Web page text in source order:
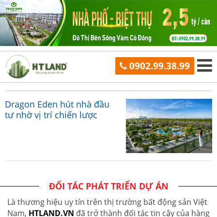
0902.99.38.99
Dragon Eden hút nhà đầu
tư nhờ vị trí chiến lược
ĐỐI TÁC PHÁT TRIỂN DỰ ÁN
Là thương hiệu uy tín trên thị trường bất động sản Việt
Nam, HTLAND.VN đã trở thành đối tác tin cậy của hàng